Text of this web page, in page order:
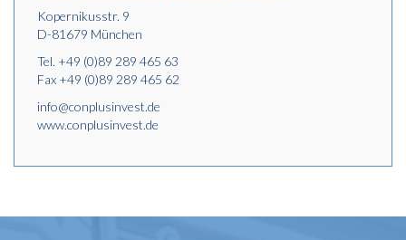
Kopernikusstr. 9
D-81679 München
Tel. +49 (0)89 289 465 63
Fax +49 (0)89 289 465 62
info@conplusinvest.de
www.conplusinvest.de